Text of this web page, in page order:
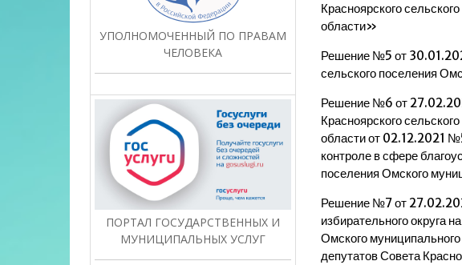
Красноярского
области»
Решение №5 от
сельского поселения
Решение №6 от
Красноярского
области от 02.12.2021
контроле в сфере
поселения Омского
Решение №7 от
избирательного округа
Омского
депутатов Совета
УПОЛНОМОЧЕННЫЙ ПО ПРАВАМ
ЧЕЛОВЕКА
ПОРТАЛ ГОСУДАРСТВЕННЫХ И
МУНИЦИПАЛЬНЫХ УСЛУГ